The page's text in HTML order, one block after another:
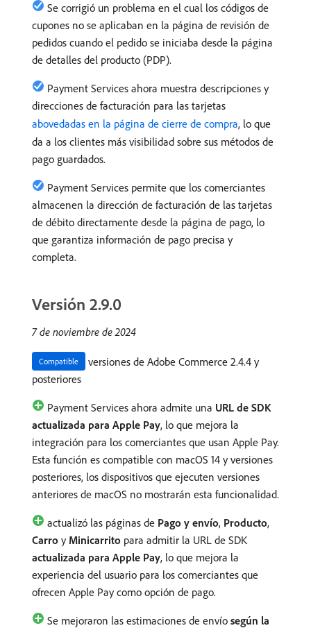
Se corrigió un problema en el cual los códigos de
cupones no se aplicaban en la página de revisión de
pedidos cuando el pedido se iniciaba desde la página
de detalles del producto (PDP).
Payment Services ahora muestra descripciones y
direcciones de facturación para las tarjetas
abovedadas en la página de cierre de compra, lo que
da a los clientes más visibilidad sobre sus métodos de
pago guardados.
Payment Services permite que los comerciantes
almacenen la dirección de facturación de las tarjetas
de débito directamente desde la página de pago, lo
que garantiza información de pago precisa y
completa.
Versión 2.9.0
7 de noviembre de 2024
Compatible
versiones de Adobe Commerce 2.4.4 y
posteriores
Payment Services ahora admite una URL de SDK
actualizada para Apple Pay, lo que mejora la
integración para los comerciantes que usan Apple Pay.
Esta función es compatible con macOS 14 y versiones
posteriores, los dispositivos que ejecuten versiones
anteriores de macOS no mostrarán esta funcionalidad.
actualizó las páginas de Pago y envío, Producto,
Carro y Minicarrito para admitir la URL de SDK
actualizada para Apple Pay, lo que mejora la
experiencia del usuario para los comerciantes que
ofrecen Apple Pay como opción de pago.
Se mejoraron las estimaciones de envío según la